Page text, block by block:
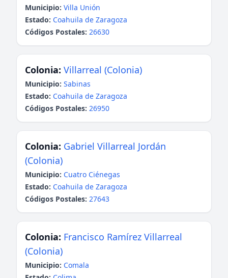
Municipio: Villa Unión
Estado: Coahuila de Zaragoza
Códigos Postales: 26630
Colonia: Villarreal (Colonia)
Municipio: Sabinas
Estado: Coahuila de Zaragoza
Códigos Postales: 26950
Colonia: Gabriel Villarreal Jordán
(Colonia)
Municipio: Cuatro Ciénegas
Estado: Coahuila de Zaragoza
Códigos Postales: 27643
Colonia: Francisco Ramírez Villarreal
(Colonia)
Municipio: Comala